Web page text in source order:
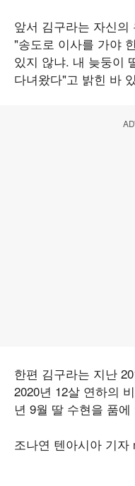
앞서 김구라는 자신의
"송도로 이사를 가야
있지 않냐. 내 늦둥이
다녀왔다"고 밝힌 바
한편 김구라는 지난
2020년 12살 연하의
년 9월 딸 수현을 품에
조나연 텐아시아 기자